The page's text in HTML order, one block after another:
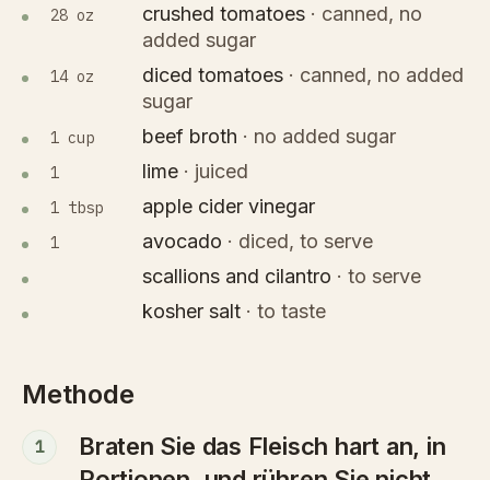
28 oz crushed tomatoes · canned, no
added sugar
14 oz diced tomatoes · canned, no added
sugar
1 cup beef broth · no added sugar
1 lime · juiced
1 tbsp apple cider vinegar
1 avocado · diced, to serve
scallions and cilantro · to serve
kosher salt · to taste
Methode
1
Braten Sie das Fleisch hart an, in